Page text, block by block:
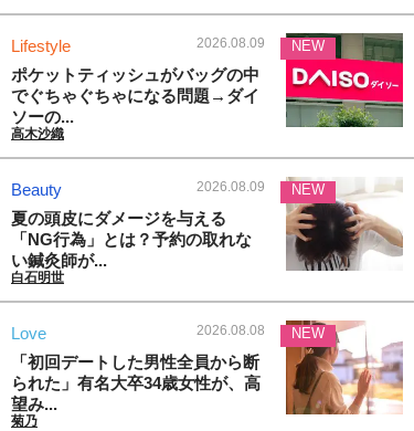
Lifestyle 2026.08.09
ポケットティッシュがバッグの中
でぐちゃぐちゃになる問題→ダイ
ソーの...
高木沙織
NEW
Beauty 2026.08.09
夏の頭皮にダメージを与える
「NG行為」とは？予約の取れな
い鍼灸師が...
白石明世
NEW
Love 2026.08.08
「初回デートした男性全員から断
られた」有名大卒34歳女性が、高
望み...
菊乃
NEW